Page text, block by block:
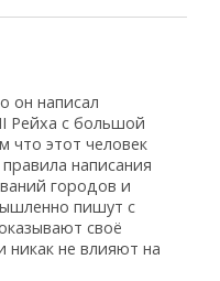
он написал
с большой
что этот человек
написания
городов и
пишут с
своё
никак не влияют на